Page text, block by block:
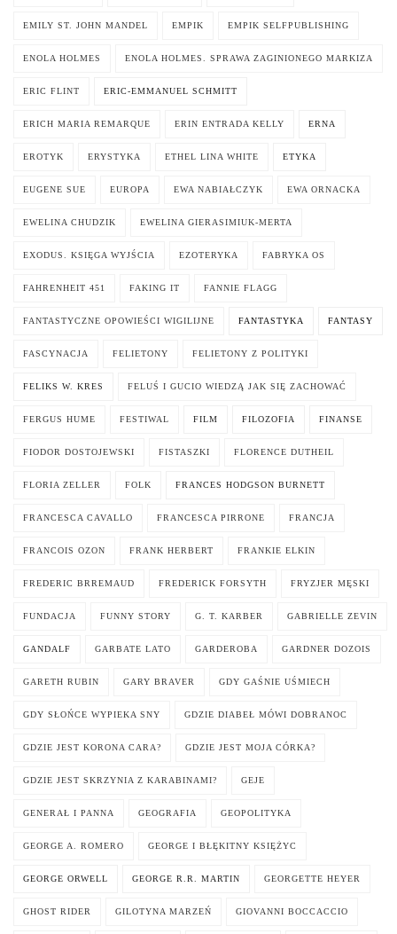
EMILY ST. JOHN MANDEL EMPIK EMPIK SELFPUBLISHING
ENOLA HOLMES ENOLA HOLMES. SPRAWA ZAGINIONEGO MARKIZA
ERIC FLINT ERIC-EMMANUEL SCHMITT
ERICH MARIA REMARQUE ERIN ENTRADA KELLY ERNA
EROTYK ERYSTYKA ETHEL LINA WHITE ETYKA
EUGENE SUE EUROPA EWA NABIAŁCZYK EWA ORNACKA
EWELINA CHUDZIK EWELINA GIERASIMIUK-MERTA
EXODUS. KSIĘGA WYJŚCIA EZOTERYKA FABRYKA OS
FAHRENHEIT 451 FAKING IT FANNIE FLAGG
FANTASTYCZNE OPOWIEŚCI WIGILIJNE FANTASTYKA FANTASY
FASCYNACJA FELIETONY FELIETONY Z POLITYKI
FELIKS W. KRES FELUŚ I GUCIO WIEDZĄ JAK SIĘ ZACHOWAĆ
FERGUS HUME FESTIWAL FILM FILOZOFIA FINANSE
FIODOR DOSTOJEWSKI FISTASZKI FLORENCE DUTHEIL
FLORIA ZELLER FOLK FRANCES HODGSON BURNETT
FRANCESCA CAVALLO FRANCESCA PIRRONE FRANCJA
FRANCOIS OZON FRANK HERBERT FRANKIE ELKIN
FREDERIC BRREMAUD FREDERICK FORSYTH FRYZJER MĘSKI
FUNDACJA FUNNY STORY G. T. KARBER GABRIELLE ZEVIN
GANDALF GARBATE LATO GARDEROBA GARDNER DOZOIS
GARETH RUBIN GARY BRAVER GDY GAŚNIE UŚMIECH
GDY SŁOŃCE WYPIEKA SNY GDZIE DIABEŁ MÓWI DOBRANOC
GDZIE JEST KORONA CARA? GDZIE JEST MOJA CÓRKA?
GDZIE JEST SKRZYNIA Z KARABINAMI? GEJE
GENERAŁ I PANNA GEOGRAFIA GEOPOLITYKA
GEORGE A. ROMERO GEORGE I BŁĘKITNY KSIĘŻYC
GEORGE ORWELL GEORGE R.R. MARTIN GEORGETTE HEYER
GHOST RIDER GILOTYNA MARZEŃ GIOVANNI BOCCACCIO